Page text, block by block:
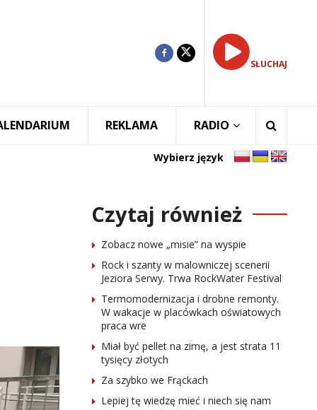
SŁUCHAJ
REKLAMA RADIO
Wybierz język
Czytaj również
Zobacz nowe „misie” na wyspie
Rock i szanty w malowniczej scenerii
Jeziora Serwy. Trwa RockWater Festival
Termomodernizacja i drobne remonty.
W wakacje w placówkach oświatowych
praca wre
Miał być pellet na zimę, a jest strata 11
tysięcy złotych
Za szybko we Frąckach
Lepiej tę wiedzę mieć i niech się nam